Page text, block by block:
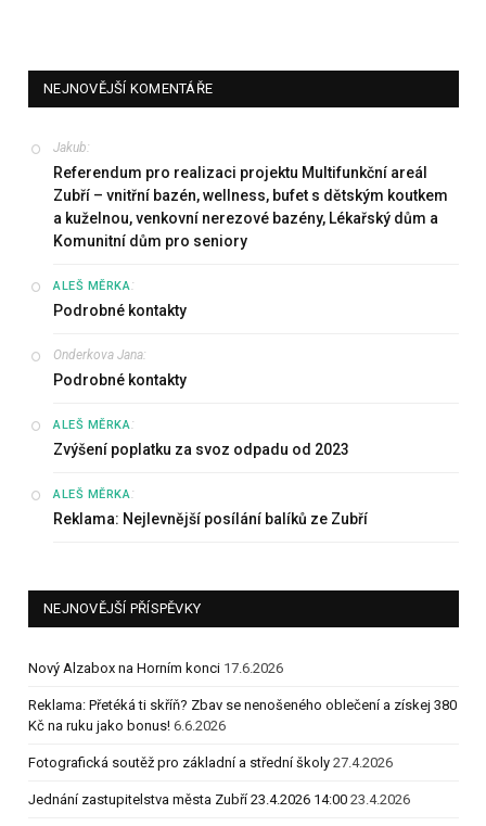
NEJNOVĚJŠÍ KOMENTÁŘE
Jakub:
Referendum pro realizaci projektu Multifunkční areál
Zubří – vnitřní bazén, wellness, bufet s dětským koutkem
a kuželnou, venkovní nerezové bazény, Lékařský dům a
Komunitní dům pro seniory
ALEŠ MĚRKA:
Podrobné kontakty
Onderkova Jana:
Podrobné kontakty
ALEŠ MĚRKA:
Zvýšení poplatku za svoz odpadu od 2023
ALEŠ MĚRKA:
Reklama: Nejlevnější posílání balíků ze Zubří
NEJNOVĚJŠÍ PŘÍSPĚVKY
Nový Alzabox na Horním konci 17.6.2026
Reklama: Přetéká ti skříň? Zbav se nenošeného oblečení a získej 380
Kč na ruku jako bonus! 6.6.2026
Fotografická soutěž pro základní a střední školy 27.4.2026
Jednání zastupitelstva města Zubří 23.4.2026 14:00 23.4.2026